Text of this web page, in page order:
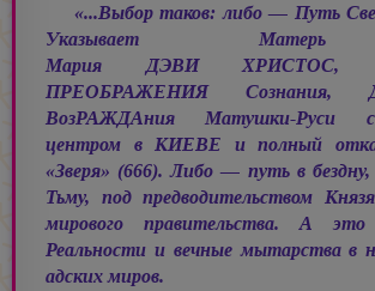
«...Выбор таков: либо — Путь
Указывает
Мария ДЭВИ
ПРЕОБРАЖЕНИЯ Сознания,
ВозРАЖДАния Матушки-Руси
центром в КИЕВЕ и полный
«Зверя» (666). Либо — путь в
Тьму, под предводительством
мирового правительства. А
Реальности и вечные мытарства в
адских миров.